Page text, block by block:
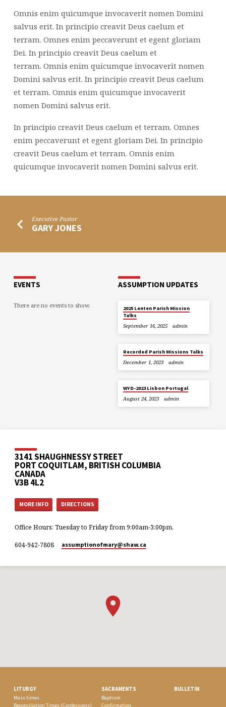
Omnis enim quicumque invocaverit nomen Domini
salvus erit. In principio creavit Deus caelum et
terram. Omnes enim peccaverunt et egent gloriam
Dei. In principio creavit Deus caelum et
terram. Omnis enim quicumque invocaverit nomen
Domini salvus erit. In principio creavit Deus caelum
et terram. Omnis enim quicumque invocaverit
nomen Domini salvus erit.
In principio creavit Deus caelum et terram. Omnes
enim peccaverunt et egent gloriam Dei. In principio
creavit Deus caelum et terram. Omnis enim
quicumque invocaverit nomen Domini salvus erit.
Executive Pastor
GARY JONES
EVENTS
There are no events to show.
ASSUMPTION UPDATES
2025 Lenten Parish Mission
Talks
September 16, 2025
admin
Recorded Parish Missions Talks
December 1, 2023
admin
WYD-2023 Lisbon Portugal
August 24, 2023
admin
3141 SHAUGHNESSY STREET
PORT COQUITLAM, BRITISH COLUMBIA
CANADA
V3B 4L2
MORE INFO DIRECTIONS
Office Hours: Tuesday to Friday from 9:00am-3:00pm.
604-942-7808 assumptionofmary​@shaw.ca
LITURGY
Mass times
Reconciliation Times (Confessions)
SACRAMENTS
Baptism
Confirmation
BULLETIN